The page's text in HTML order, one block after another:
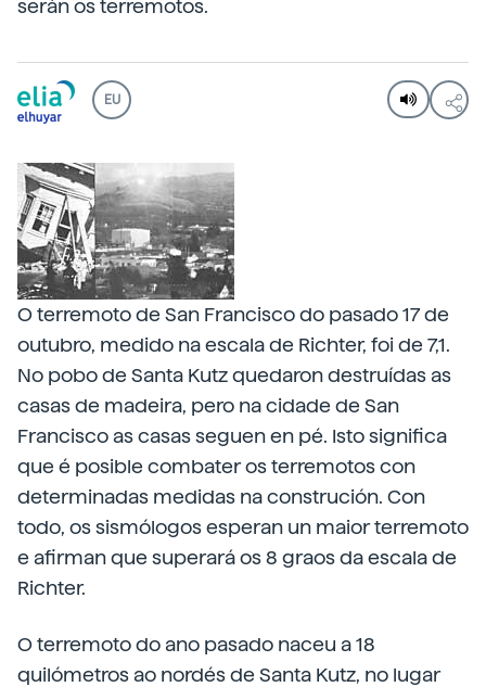
serán os terremotos.
EU
O terremoto de San Francisco do pasado 17 de
outubro, medido na escala de Richter, foi de 7,1.
No pobo de Santa Kutz quedaron destruídas as
casas de madeira, pero na cidade de San
Francisco as casas seguen en pé. Isto significa
que é posible combater os terremotos con
determinadas medidas na construción. Con
todo, os sismólogos esperan un maior terremoto
e afirman que superará os 8 graos da escala de
Richter.
O terremoto do ano pasado naceu a 18
quilómetros ao nordés de Santa Kutz, no lugar